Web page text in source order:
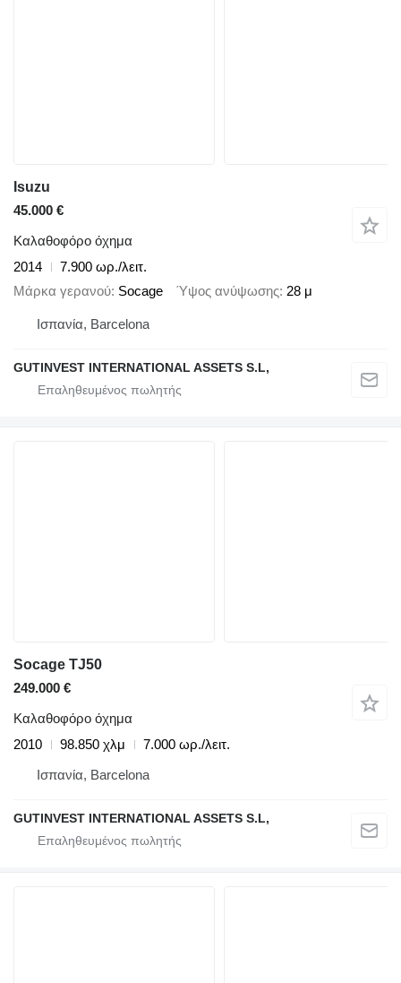
Isuzu
45.000 €
Καλαθοφόρο όχημα
2014
7.900 ωρ./λειτ.
Μάρκα γερανού Socage Ύψος ανύψωσης 28 μ
Ισπανία, Barcelona
GUTINVEST INTERNATIONAL ASSETS S.L,
Socage TJ50
249.000 €
Καλαθοφόρο όχημα
2010
98.850 χλμ
7.000 ωρ./λειτ.
Ισπανία, Barcelona
GUTINVEST INTERNATIONAL ASSETS S.L,